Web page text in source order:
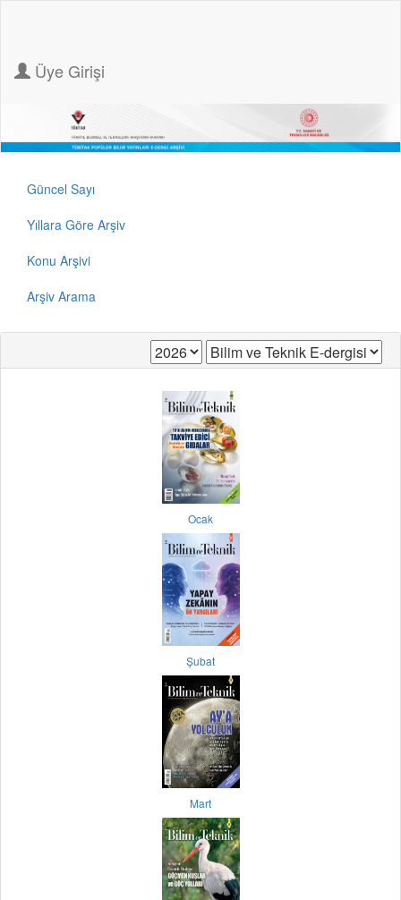
Üye Girişi
Güncel Sayı
Yıllara Göre Arşiv
Konu Arşivi
Arşiv Arama
Ocak
Şubat
Mart